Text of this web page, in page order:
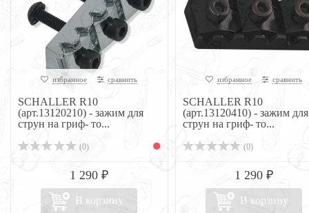
избранное сравнить
SCHALLER R10
(арт.13120210) - зажим для
струн на гриф- то...
(0)
1 290 ₽
В корзину
избранное сравнить
SCHALLER R10
(арт.13120410) - зажим для
струн на гриф- то...
(0)
1 290 ₽
В корзину